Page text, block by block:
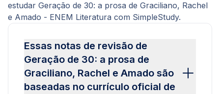
estudar Geração de 30: a prosa de Graciliano, Rachel
e Amado - ENEM Literatura com SimpleStudy.
Essas notas de revisão de
Geração de 30: a prosa de
Graciliano, Rachel e Amado são
baseadas no currículo oficial de